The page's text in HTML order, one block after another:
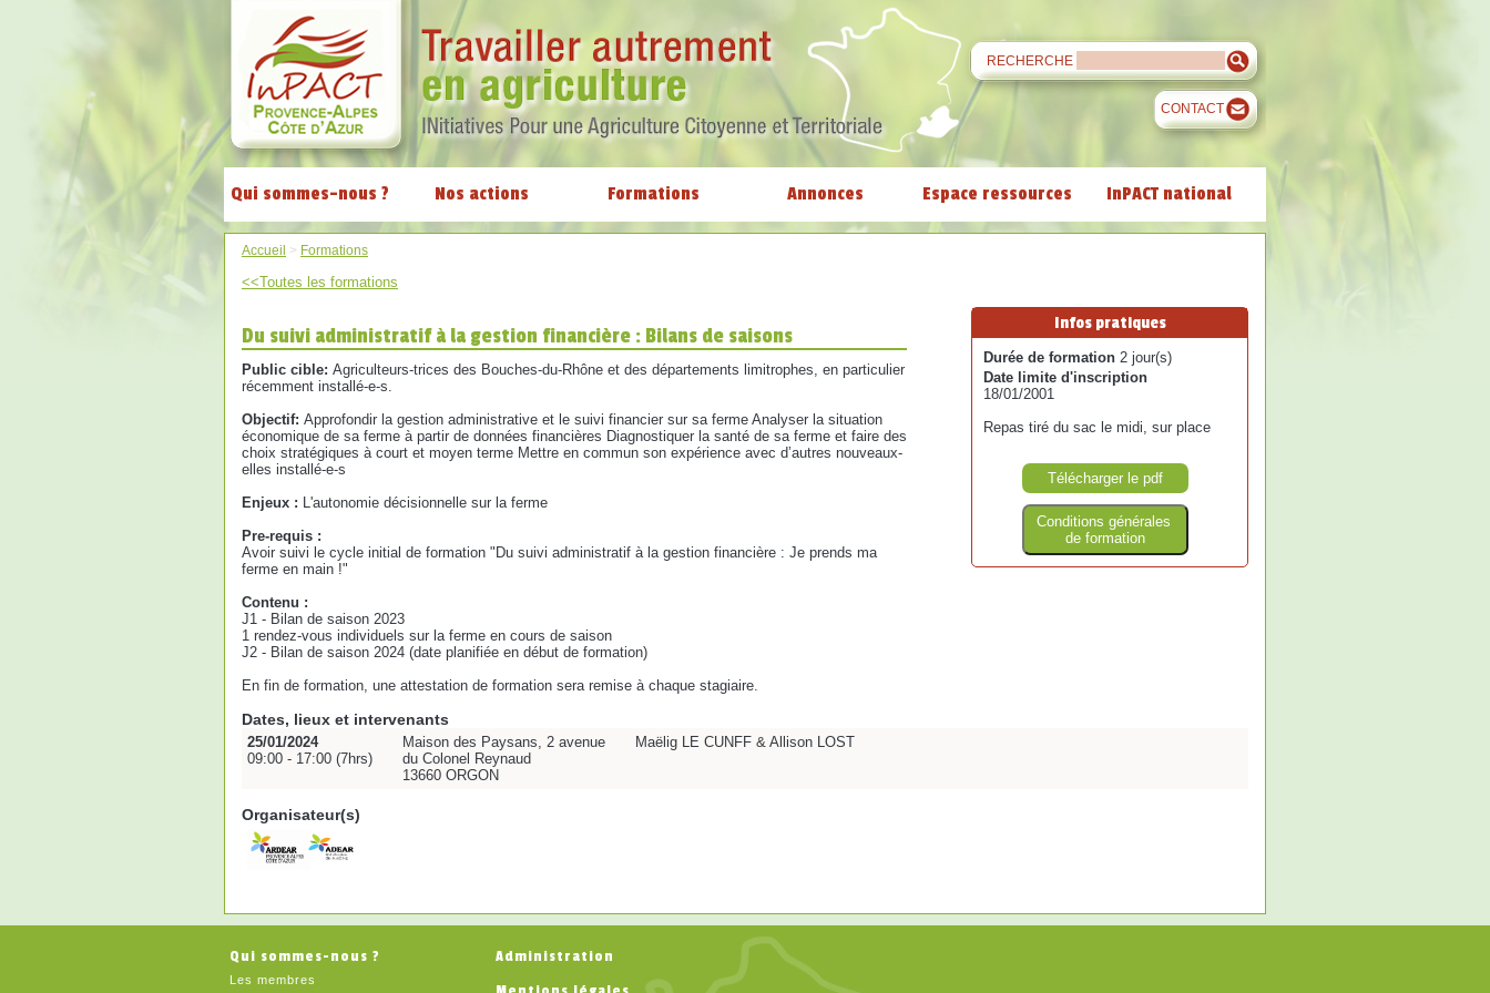
RECHERCHE
CONTACT
Qui sommes-nous ? Nos actions Formations Annonces Espace ressources InPACT national
Accueil > Formations
<<Toutes les formations
Du suivi administratif à la gestion financière : Bilans de saisons
Public cible: Agriculteurs-trices des Bouches-du-Rhône et des départements limitrophes, en particulier
récemment installé-e-s.
Objectif: Approfondir la gestion administrative et le suivi financier sur sa ferme Analyser la situation
économique de sa ferme à partir de données financières Diagnostiquer la santé de sa ferme et faire des
choix stratégiques à court et moyen terme Mettre en commun son expérience avec d’autres nouveaux-
elles installé-e-s
Enjeux : L'autonomie décisionnelle sur la ferme
Pre-requis :
Avoir suivi le cycle initial de formation "Du suivi administratif à la gestion financière : Je prends ma
ferme en main !"
Contenu :
J1 - Bilan de saison 2023
1 rendez-vous individuels sur la ferme en cours de saison
J2 - Bilan de saison 2024 (date planifiée en début de formation)
En fin de formation, une attestation de formation sera remise à chaque stagiaire.
Infos pratiques
Durée de formation 2 jour(s)
Date limite d'inscription
18/01/2001
Repas tiré du sac le midi, sur place
Télécharger le pdf
Conditions générales
de formation
Dates, lieux et intervenants
25/01/2024
09:00 - 17:00 (7hrs)
Maison des Paysans, 2 avenue
du Colonel Reynaud
13660 ORGON
Maëlig LE CUNFF & Allison LOST
Organisateur(s)
Qui sommes-nous ?
Les membres
Administration